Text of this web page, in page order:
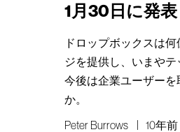
1月30日に発表
ドロップボックスは
ジを提供し、いまやテ
今後は企業ユーザーを
か。
Peter Burrows 10年前